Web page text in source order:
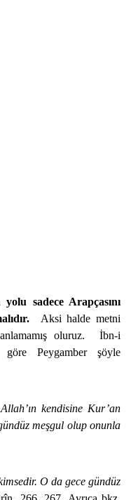
sadece Arapçasını
Aksi halde metni
oluruz. İbn-i
Peygamber şöyle
kendisine Kur’an
meşgul olup onunla
O da gece gündüz